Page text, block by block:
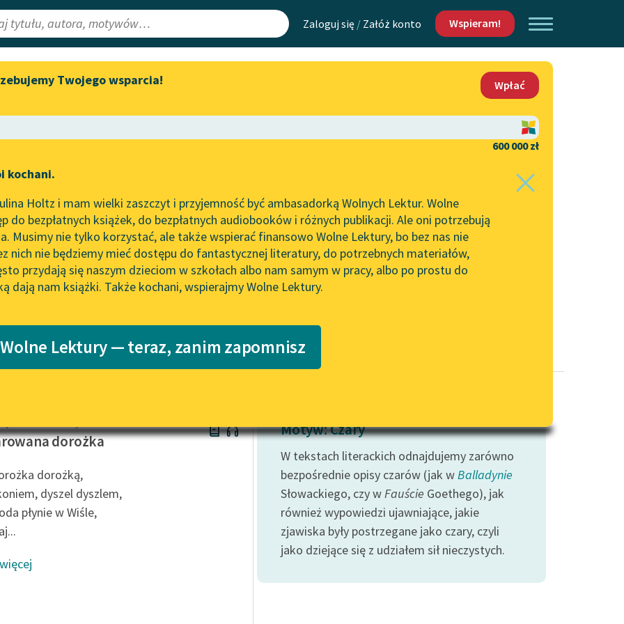
Zaloguj się / Załóż konto Wspieram!
Lektury
redakcyjne
Aktualności
„Prokurator Alicja Horn” do
literatury skandynawskiej
Spotkanie z Katarzyną Tunkiel
w Oslo
102. lata temu zmarł Joseph
Conrad
Lektury szkolne i klasyka
literatury do słuchania dla
E-kolekcja lektur szkolnych i
literatury do słuchania dla
Feministyczne inspiracje.
Popularyzacja skandynawskiej
literatury feministycznej
Mapa Wolnych Lektur
Leśmianator
API
OAI-PMH
Widget Wolnych Lektur
Katalog
Katalog w formacie PDF
Kontakt
O projekcie
Zasady wykorzystania
Wolnych Lektur
Logotypy
Materiały promocyjne
wrażliwych
Deklaracja dostępności
Twojego wsparcia!
Wpłać
600 000 zł
kochani.
Holtz i mam wielki zaszczyt i przyjemność być ambasadorką Wolnych Lektur. Wolne
do bezpłatnych książek, do bezpłatnych audiobooków i różnych publikacji. Ale oni potrzebują
Musimy nie tylko korzystać, ale także wspierać finansowo Wolne Lektury, bo bez nas nie
nich nie będziemy mieć dostępu do fantastycznej literatury, do potrzebnych materiałów,
przydają się naszym dzieciom w szkołach albo nam samym w pracy, albo po prostu do
dają nam książki. Także kochani, wspierajmy Wolne Lektury.
Lektury — teraz, zanim zapomnisz
Gałczyński✖ Liryka✖
dorożka
dorożką,
dyszel dyszlem,
płynie w Wiśle,
Motyw: Czary
W tekstach literackich odnajdujemy zarówno
bezpośrednie opisy czarów (jak wBalladynie
Słowackiego, czy wFauście Goethego), jak
również wypowiedzi ujawniające, jakie
zjawiska były postrzegane jako czary, czyli
jako dziejące się z udziałem sił nieczystych.